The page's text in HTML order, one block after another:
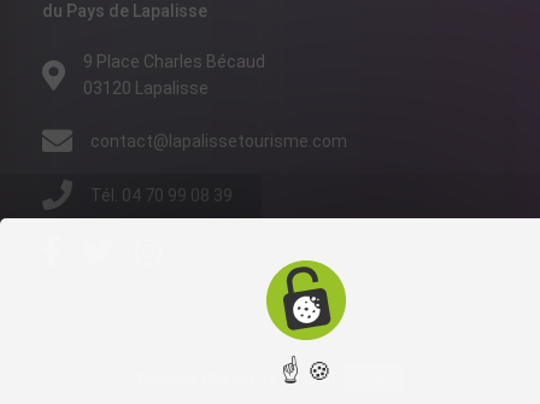
du Pays de Lapalisse
9 Place Charles Bécaud
03120 Lapalisse
contact@lapalissetourisme.com
Tél. 04 70 99 08 39
Facebook (like box) is disabled.
☝ 🍪